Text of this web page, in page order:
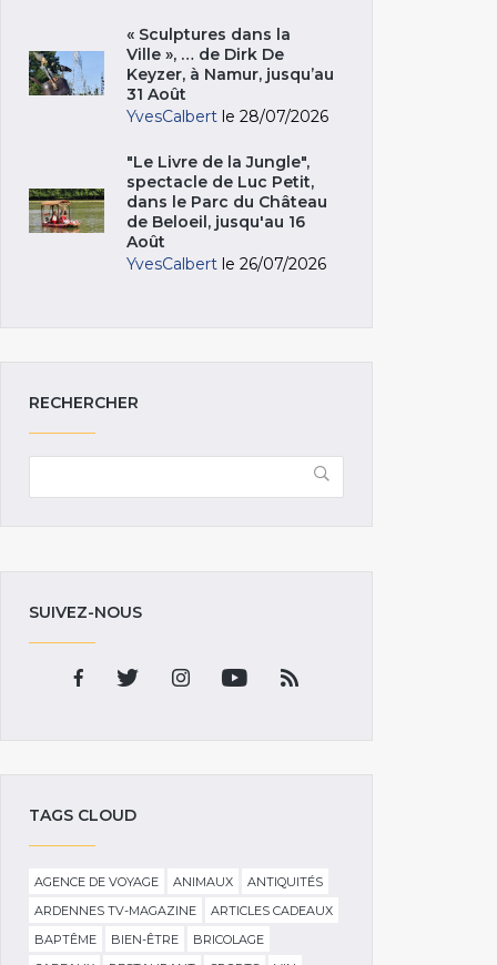
« Sculptures dans la
Ville », … de Dirk De
Keyzer, à Namur, jusqu’au
31 Août
YvesCalbert le 28/07/2026
"Le Livre de la Jungle",
spectacle de Luc Petit,
dans le Parc du Château
de Beloeil, jusqu'au 16
Août
YvesCalbert le 26/07/2026
RECHERCHER
SUIVEZ-NOUS
TAGS CLOUD
AGENCE DE VOYAGE ANIMAUX
ANTIQUITÉS
ARDENNES TV-MAGAZINE
ARTICLES CADEAUX
BAPTÊME
BIEN-ÊTRE
BRICOLAGE